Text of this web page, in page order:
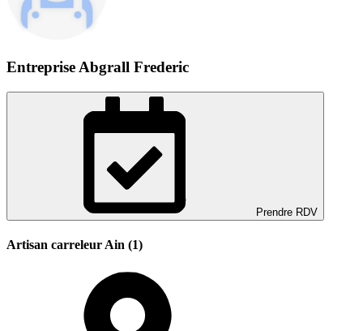
Entreprise Abgrall Frederic
Prendre RDV
Artisan carreleur Ain (1)